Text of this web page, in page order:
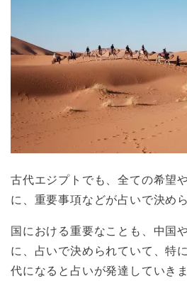
古代エジプトでも、全ての希望
に、重要事項などが占いで決め
国における重要なことも、中国
に、占いで決められていて、特
代になると占いが発達していきま